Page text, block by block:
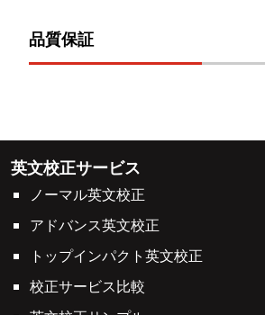
品質保証
英文校正サービス
ノーマル英文校正
アドバンス英文校正
トップインパクト英文校正
校正サービス比較